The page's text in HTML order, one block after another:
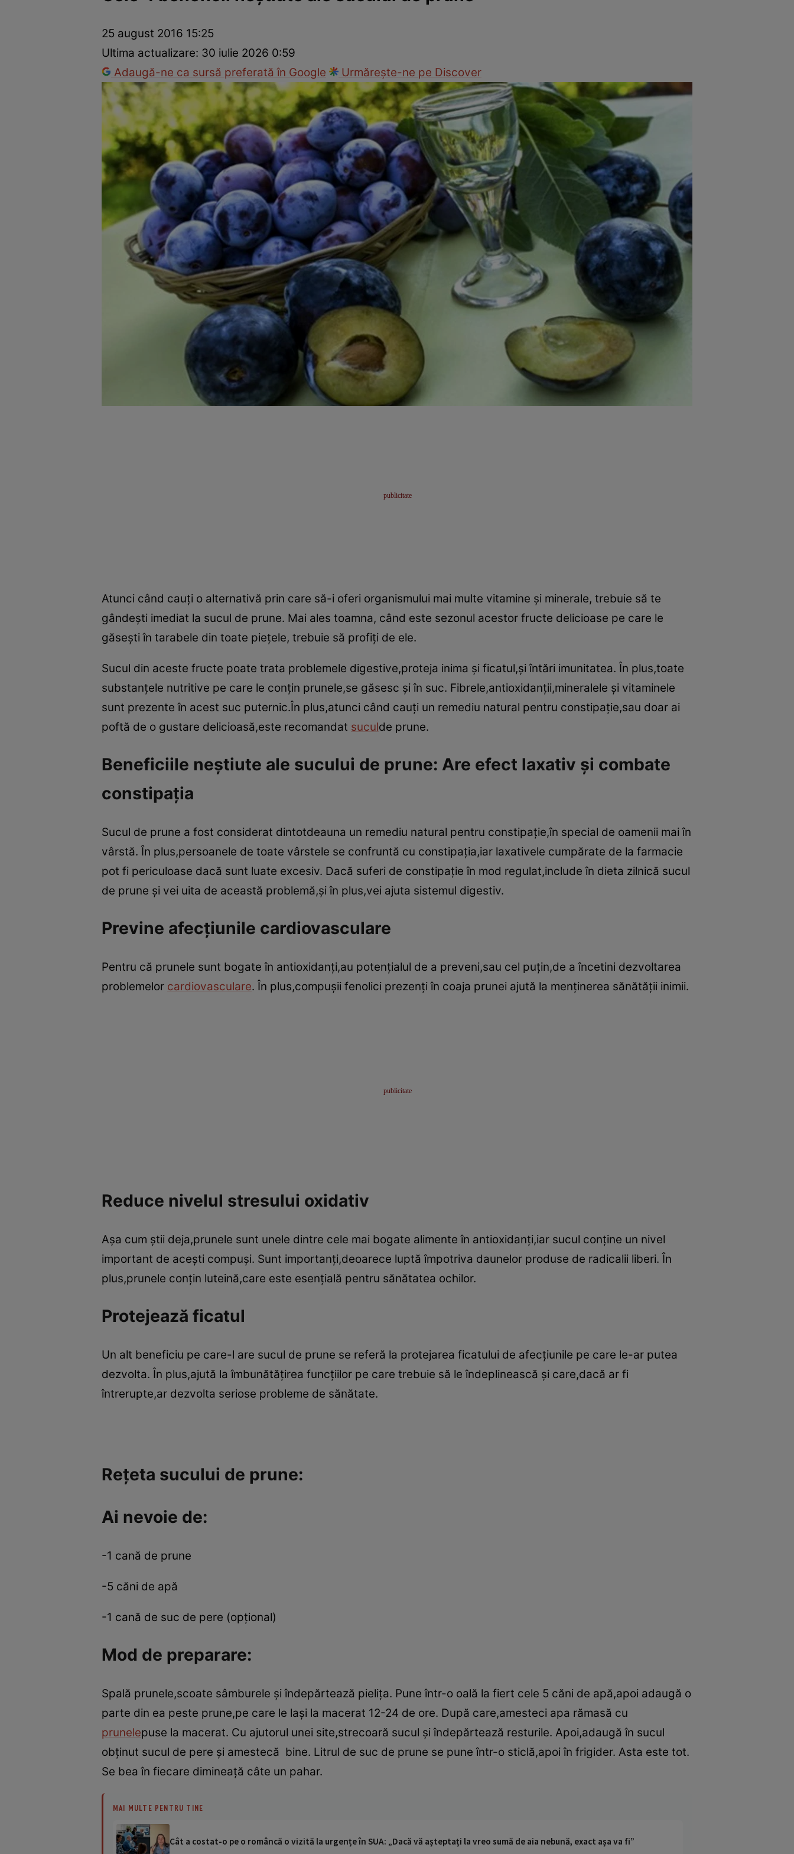
Dezvoltare personalăÎngrijire personalăCasă și grădină
25 august 2016 15:25
Ultima actualizare: 30 iulie 2026 0:59
Adaugă-ne ca sursă preferată în Google
Urmărește-ne pe Discover
Atunci când cauţi o alternativă prin care să-i oferi organismului mai multe vitamine şi minerale, trebuie să te
gândeşti imediat la sucul de prune. Mai ales toamna, când este sezonul acestor fructe delicioase pe care le
găseşti în tarabele din toate pieţele, trebuie să profiţi de ele.
Sucul din aceste fructe poate trata problemele digestive,proteja inima şi ficatul,şi întări imunitatea. În plus,toate
substanţele nutritive pe care le conţin prunele,se găsesc şi în suc. Fibrele,antioxidanţii,mineralele şi vitaminele
sunt prezente în acest suc puternic.În plus,atunci când cauţi un remediu natural pentru constipaţie,sau doar ai
poftă de o gustare delicioasă,este recomandat suculde prune.
Beneficiile neştiute ale sucului de prune: Are efect laxativ şi combate
constipaţia
Sucul de prune a fost considerat dintotdeauna un remediu natural pentru constipaţie,în special de oamenii mai în
vârstă. În plus,persoanele de toate vârstele se confruntă cu constipaţia,iar laxativele cumpărate de la farmacie
pot fi periculoase dacă sunt luate excesiv. Dacă suferi de constipaţie în mod regulat,include în dieta zilnică sucul
de prune şi vei uita de această problemă,şi în plus,vei ajuta sistemul digestiv.
Previne afecţiunile cardiovasculare
Pentru că prunele sunt bogate în antioxidanţi,au potenţialul de a preveni,sau cel puţin,de a încetini dezvoltarea
problemelor cardiovasculare. În plus,compuşii fenolici prezenţi în coaja prunei ajută la menţinerea sănătăţii inimii.
Reduce nivelul stresului oxidativ
Aşa cum ştii deja,prunele sunt unele dintre cele mai bogate alimente în antioxidanţi,iar sucul conţine un nivel
important de aceşti compuşi. Sunt importanţi,deoarece luptă împotriva daunelor produse de radicalii liberi. În
plus,prunele conţin luteină,care este esenţială pentru sănătatea ochilor.
Protejează ficatul
Un alt beneficiu pe care-l are sucul de prune se referă la protejarea ficatului de afecţiunile pe care le-ar putea
dezvolta. În plus,ajută la îmbunătăţirea funcţiilor pe care trebuie să le îndeplinească şi care,dacă ar fi
întrerupte,ar dezvolta seriose probleme de sănătate.
Reţeta sucului de prune:
Ai nevoie de:
-1 cană de prune
-5 căni de apă
-1 cană de suc de pere (opţional)
Mod de preparare:
Spală prunele,scoate sâmburele şi îndepărtează pieliţa. Pune într-o oală la fiert cele 5 căni de apă,apoi adaugă o
parte din ea peste prune,pe care le laşi la macerat 12-24 de ore. După care,amesteci apa rămasă cu
prunelepuse la macerat. Cu ajutorul unei site,strecoară sucul şi îndepărtează resturile. Apoi,adaugă în sucul
obţinut sucul de pere şi amestecă bine. Litrul de suc de prune se pune într-o sticlă,apoi în frigider. Asta este tot.
Se bea în fiecare dimineaţă câte un pahar.
MAI MULTE PENTRU TINE
Cât a costat-o pe o româncă o vizită la urgențe în SUA: „Dacă vă așteptați la vreo sumă de aia nebună, exact așa va fi”